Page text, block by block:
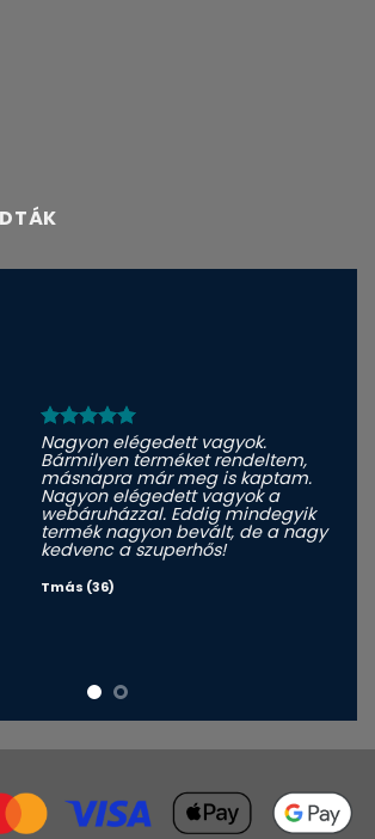
Nagyon elégedett vagyok.
Bármilyen terméket rendeltem,
másnapra már meg is kaptam.
Nagyon elégedett vagyok a
webáruházzal. Eddig mindegyik
termék nagyon bevált, de a nagy
kedvenc a szuperhős!
Tmás (36)